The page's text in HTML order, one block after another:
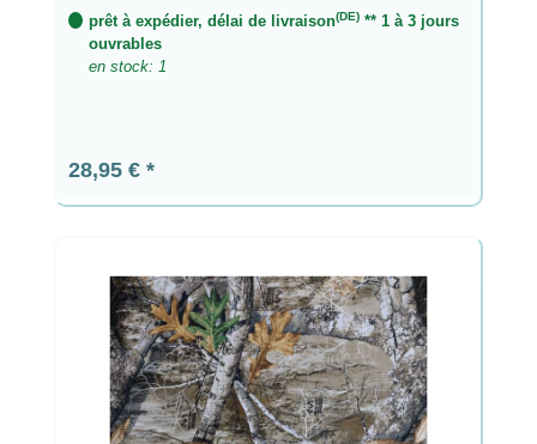
prêt à expédier, délai de livraison(DE)** 1 à 3 jours
ouvrables
en stock: 1
Prix régulier :
28,95 €